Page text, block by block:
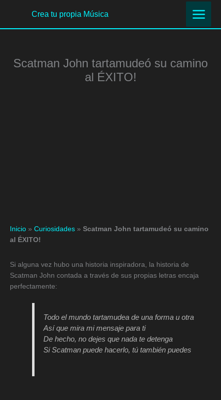
contenido
Crea tu propia Música
Scatman John tartamudeó su camino
al ÉXITO!
Inicio » Curiosidades » Scatman John tartamudeó su camino
al ÉXITO!
Si alguna vez hubo una historia inspiradora, la historia de
Scatman John contada a través de sus propias letras encaja
perfectamente:
Todo el mundo tartamudea de una forma u otra
Así que mira mi mensaje para ti
De hecho, no dejes que nada te detenga
Si Scatman puede hacerlo, tú también puedes